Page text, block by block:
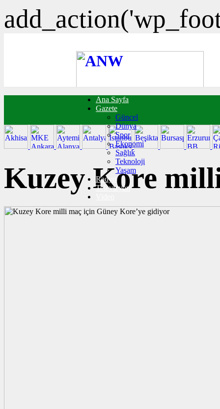
FOTO GALERİ
VIDEO GALERİ
TRAFİK DURUMU
NÖBETÇİ ECZANELER
CANLI SONUÇLAR
HABER GÖNDER
BURÇLAR
İLETİŞİM
Ana Sayfa
Gazete
Güncel
Dünya
Spor
Ekonomi
Sağlık
Teknoloji
Yaşam
Radyo
Televizyon
Kuzey Kore